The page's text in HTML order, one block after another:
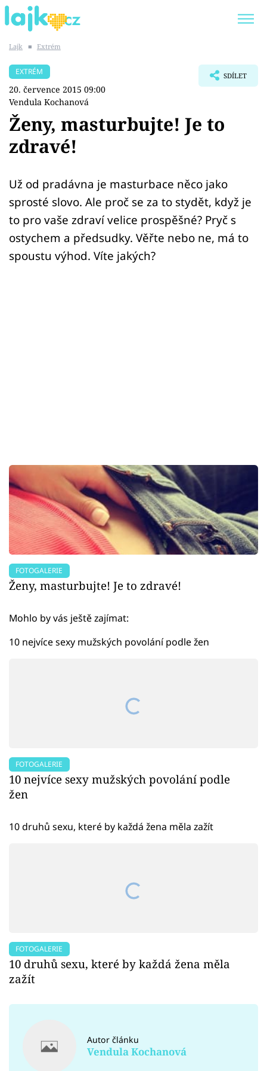
SHOPAHOLICADEL
Témata
Showbyznys
Youtubeři
Virály
Lajk ■ Extrém
EXTRÉM
20. července 2015 09:00
Vendula Kochanová
SDÍLET
Ženy, masturbujte! Je to
zdravé!
Už od pradávna je masturbace něco jako
sprosté slovo. Ale proč se za to stydět, když je
to pro vaše zdraví velice prospěšné? Pryč s
ostychem a předsudky. Věřte nebo ne, má to
spoustu výhod. Víte jakých?
FOTOGALERIE
Ženy, masturbujte! Je to zdravé!
Mohlo by vás ještě zajímat:
10 nejvíce sexy mužských povolání podle žen
FOTOGALERIE
10 nejvíce sexy mužských povolání podle
žen
10 druhů sexu, které by každá žena měla zažít
FOTOGALERIE
10 druhů sexu, které by každá žena měla
zažít
Autor článku
Vendula Kochanová